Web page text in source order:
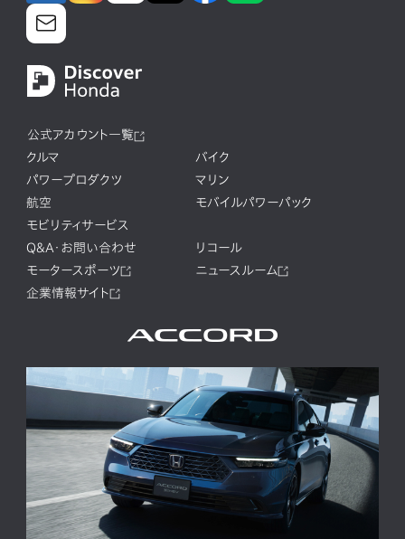
公式アカウント一覧
クルマ
バイク
パワープロダクツ
マリン
航空
モバイルパワーパック
モビリティサービス
Q&A・お問い合わせ
リコール
モータースポーツ
ニュースルーム
企業情報サイト